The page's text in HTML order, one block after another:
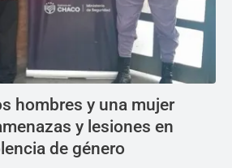
hombres y una mujer
y lesiones en
de género